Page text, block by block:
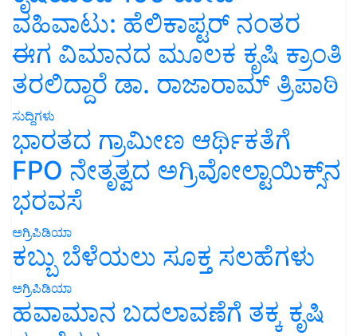
ವಹಿವಾಟು: ಹೆಲಿಕಾಪ್ಟರ್ ನಂತರ
ಈಗ ವಿಮಾನದ ಮೂಲಕ ಕೃಷಿ ಕ್ರಾಂತಿ
ತರಲಿದ್ದಾರೆ ಡಾ. ರಾಜಾರಾಮ್ ತ್ರಿಪಾಠಿ
ಸುದ್ದಿಗಳು
ಭಾರತದ ಗ್ರಾಮೀಣ ಆರ್ಥಿಕತೆಗೆ
FPO ನೇತೃತ್ವದ ಅಗ್ರಿವೋಲ್ಟಾಯಿಕ್ಸ್‌ನ
ಭರವಸೆ
ಅಗ್ರಿಪಿಡಿಯಾ
ಕಬ್ಬು ಬೆಳೆಯಲು ಸೂಕ್ತ ಸಲಹೆಗಳು
ಅಗ್ರಿಪಿಡಿಯಾ
ಹವಾಮಾನ ಬದಲಾವಣೆಗೆ ತಕ್ಕ ಕೃಷಿ